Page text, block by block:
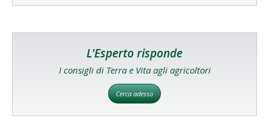
L'Esperto risponde
I consigli di Terra e Vita agli agricoltori
Cerca adesso